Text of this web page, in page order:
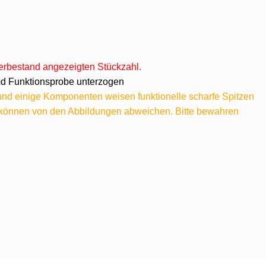
angezeigten Stückzahl.
Funktionsprobe unterzogen
einige Komponenten weisen funktionelle scharfe Spitzen
von den Abbildungen abweichen. Bitte bewahren